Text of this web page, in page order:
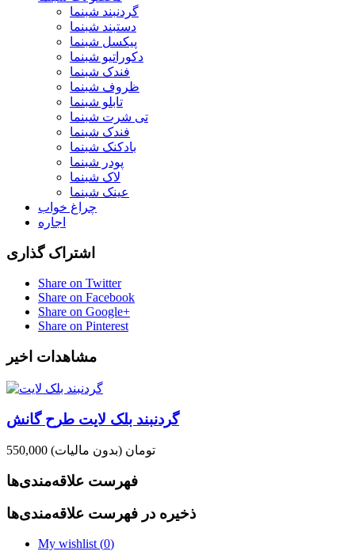
گردنبند شبنما
دستبند شبنما
پیکسل شبنما
دکوراتیو شبنما
فندک شبنما
ظروف شبنما
تابلو شبنما
تی شرت شبنما
فندک شبنما
بادکنک شبنما
پودر شبنما
لاک شبنما
عینک شبنما
چراغ خواب
اجاره
اشتراک گذاری
Share on Twitter
Share on Facebook
Share on Google+
Share on Pinterest
مشاهدات اخیر
گردنبند بلک لایت طرح گانش
550,000 تومان (بدون مالیات)
فهرست علاقه‌مندی‌ها
ذخیره در فهرست علاقه‌مندی‌ها
My wishlist (0)